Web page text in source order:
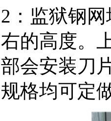
2：监狱钢
右的高度。
部会安装刀
规格均可定